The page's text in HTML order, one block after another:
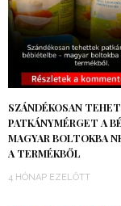
SZÁNDÉKOSAN
PATKÁNYMÉRGET A
MAGYAR BOLTOKBA
A TERMÉKBŐL
4 HÓNAP EZELŐTT